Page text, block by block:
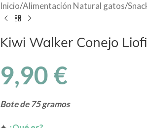
Inicio/Alimentación Natural gatos/
Kiwi Walker Conejo
9,90 €
Bote de 75 gramos